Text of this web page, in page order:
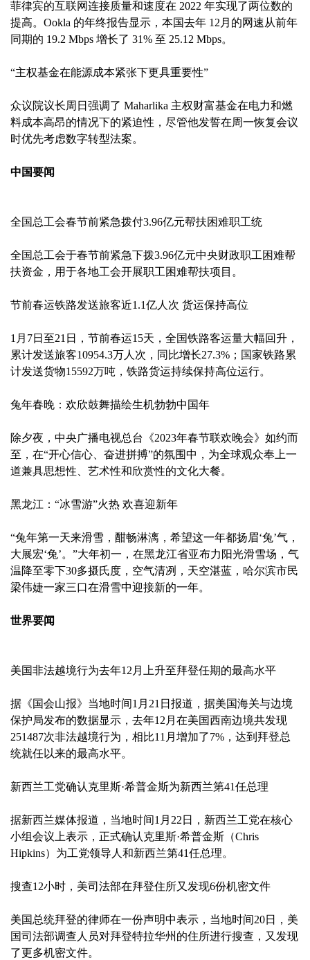
菲律宾的互联网连接质量和速度在 2022 年实现了两位数的
提高。Ookla 的年终报告显示，本国去年 12月的网速从前年
同期的 19.2 Mbps 增长了 31% 至 25.12 Mbps。
“主权基金在能源成本紧张下更具重要性”
众议院议长周日强调了 Maharlika 主权财富基金在电力和燃
料成本高昂的情况下的紧迫性，尽管他发誓在周一恢复会议
时优先考虑数字转型法案。
中国要闻
全国总工会春节前紧急拨付3.96亿元帮扶困难职工统
全国总工会于春节前紧急下拨3.96亿元中央财政职工困难帮
扶资金，用于各地工会开展职工困难帮扶项目。
节前春运铁路发送旅客近1.1亿人次 货运保持高位
1月7日至21日，节前春运15天，全国铁路客运量大幅回升，
累计发送旅客10954.3万人次，同比增长27.3%；国家铁路累
计发送货物15592万吨，铁路货运持续保持高位运行。
兔年春晚：欢欣鼓舞描绘生机勃勃中国年
除夕夜，中央广播电视总台《2023年春节联欢晚会》如约而
至，在“开心信心、奋进拼搏”的氛围中，为全球观众奉上一
道兼具思想性、艺术性和欣赏性的文化大餐。
黑龙江：“冰雪游”火热 欢喜迎新年
“兔年第一天来滑雪，酣畅淋漓，希望这一年都扬眉‘兔’气，
大展宏‘兔’。”大年初一，在黑龙江省亚布力阳光滑雪场，气
温降至零下30多摄氏度，空气清冽，天空湛蓝，哈尔滨市民
梁伟婕一家三口在滑雪中迎接新的一年。
世界要闻
美国非法越境行为去年12月上升至拜登任期的最高水平
据《国会山报》当地时间1月21日报道，据美国海关与边境
保护局发布的数据显示，去年12月在美国西南边境共发现
251487次非法越境行为，相比11月增加了7%，达到拜登总
统就任以来的最高水平。
新西兰工党确认克里斯·希普金斯为新西兰第41任总理
据新西兰媒体报道，当地时间1月22日，新西兰工党在核心
小组会议上表示，正式确认克里斯·希普金斯（Chris
Hipkins）为工党领导人和新西兰第41任总理。
搜查12小时，美司法部在拜登住所又发现6份机密文件
美国总统拜登的律师在一份声明中表示，当地时间20日，美
国司法部调查人员对拜登特拉华州的住所进行搜查，又发现
了更多机密文件。